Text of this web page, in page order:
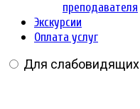
преподавателя
Экскурсии
Оплата услуг
Для слабовидящих